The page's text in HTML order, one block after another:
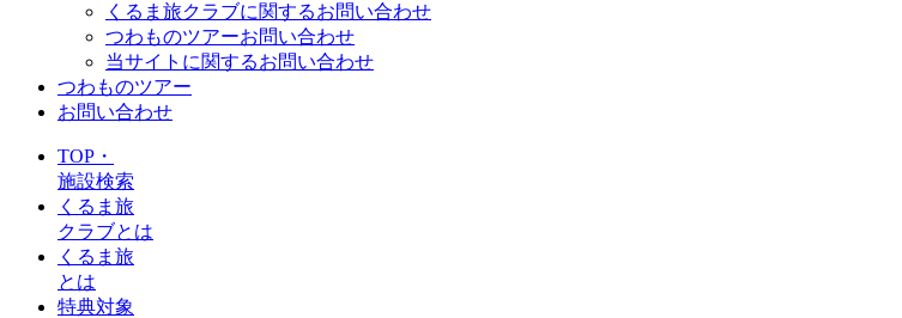
くるま旅クラブに関するお問い合わせ
つわものツアーお問い合わせ
当サイトに関するお問い合わせ
つわものツアー
お問い合わせ
TOP・
施設検索
くるま旅
クラブとは
くるま旅
とは
特典対象